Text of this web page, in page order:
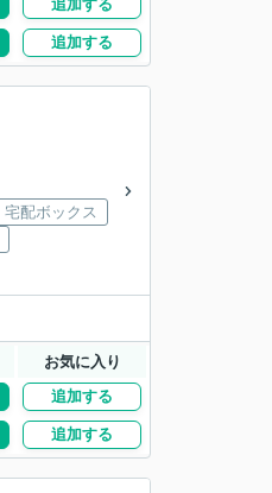
追加する
追加する
宅配ボックス
お気に入り
追加する
追加する